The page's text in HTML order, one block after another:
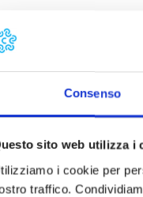
Consenso
sito web utilizza i
i cookie per
traffico.
di Pisa e Tirrenia